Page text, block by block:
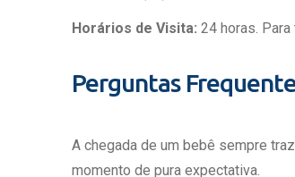
Horários de Visita: 24 horas.
Perguntas
A chegada de um bebê sempre
momento de pura expectativa.